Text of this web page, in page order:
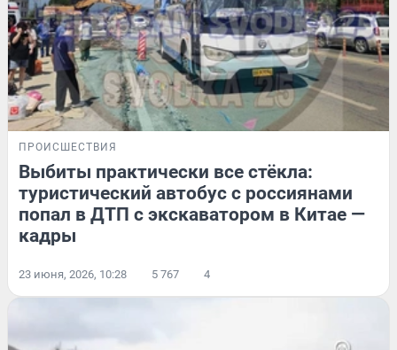
ПРОИСШЕСТВИЯ
Выбиты практически все стёкла:
туристический автобус с россиянами
попал в ДТП с экскаватором в Китае —
кадры
23 июня, 2026, 10:28 5 767 4